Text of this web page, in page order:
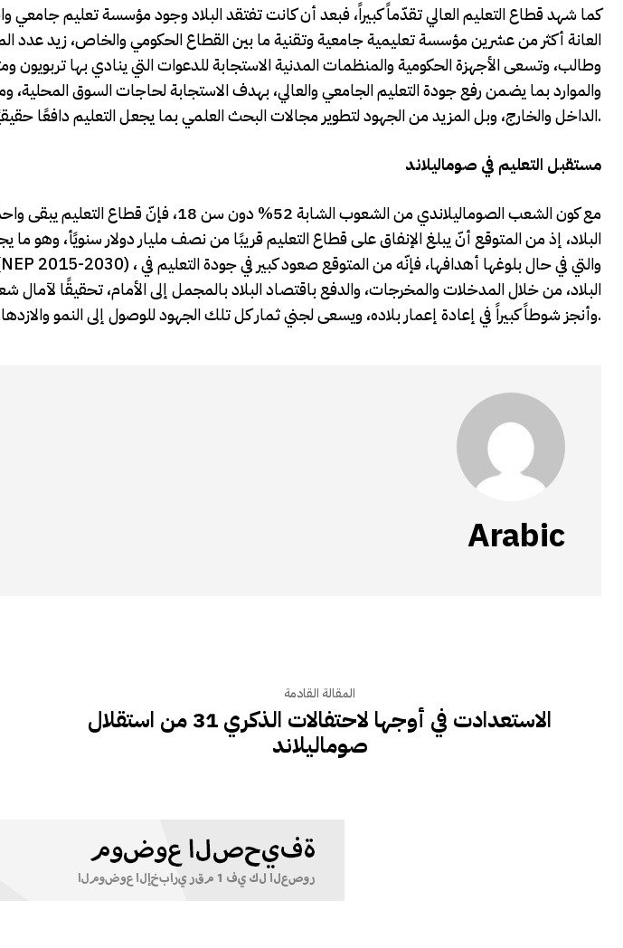
كما شهد قطاع التعليم العالي تقدّماً كبيراً، فبعد أن كانت تفتقد البلاد وجود مؤسسة تعليم
العانة أكثر من عشرين مؤسسة تعليمية جامعية وتقنية ما بين القطاع الحكومي والخاص، زيد عدد
وطالب، وتسعى الأجهزة الحكومية والمنظمات المدنية الاستجابة للدعوات التي ينادي بها تربويون
والموارد بما يضمن رفع جودة التعليم الجامعي والعالي، بهدف الاستجابة لحاجات السوق
الداخل والخارج، وبل المزيد من الجهود لتطوير مجالات البحث العلمي بما يجعل التعليم دافعًا حقيقيًا للتقدم الاقتصادي والاجتماعي.
مستقبل التعليم في صوماليلاند
مع كون الشعب الصوماليلاندي من الشعوب الشابة 52%
البلاد، إذ من المتوقع أنّ يبلغ الإنفاق على قطاع التعليم قريبًا من نصف مليار دولار سنويًأ، وهو ما
البلاد، من خلال المدخلات والمخرجات، والدفع باقتصاد البلاد بالمجمل إلى الأمام، تحقيقًا لآمال
وأنجز شوطاً كبيراً في إعادة إعمار بلاده، ويسعى لجني ثمار كل تلك الجهود للوصول إلى النمو والازدهار.
Arabic
المقالة القادمة
الاستعدادت في أوجها لاحتفالات الذكري 31 من استقلال
صوماليلاند